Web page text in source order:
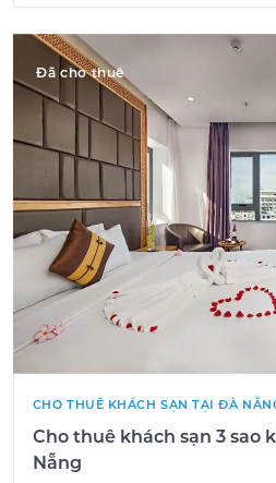
Đã cho thuê
CHO THUÊ KHÁCH SẠN TẠI ĐÀ
Cho thuê khách sạn 3 sao
Nẵng